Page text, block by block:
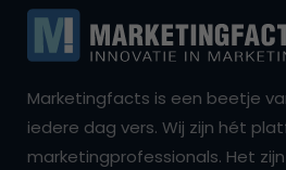
Marketingfacts is een beetje
iedere dag vers. Wij zijn hét
marketingprofessionals. Het